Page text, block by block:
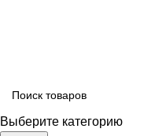
Выберите категорию